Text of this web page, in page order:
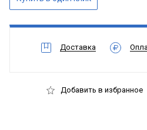
Доставка
Добавить в избранное